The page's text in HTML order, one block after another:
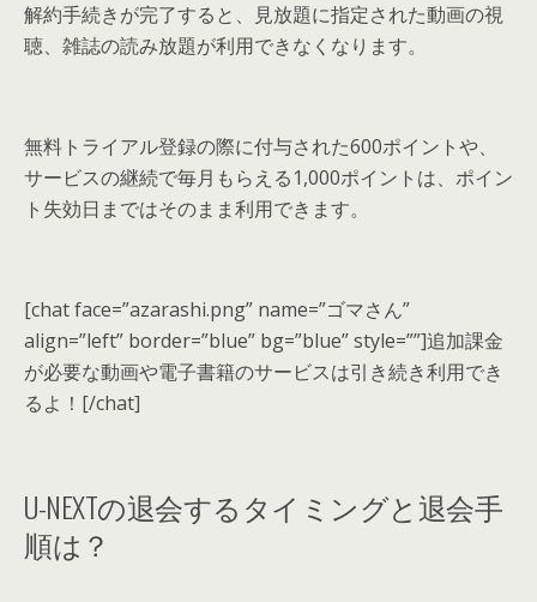
解約手続きが完了すると、見放題に指定された動画の視
聴、雑誌の読み放題が利用できなくなります。
無料トライアル登録の際に付与された600ポイントや、
サービスの継続で毎月もらえる1,000ポイントは、ポイン
ト失効日まではそのまま利用できます。
[chat face=”azarashi.png” name=”ゴマさん”
align=”left” border=”blue” bg=”blue” style=””]追加課金
が必要な動画や電子書籍のサービスは引き続き利用でき
るよ！[/chat]
U-NEXTの退会するタイミングと退会手
順は？